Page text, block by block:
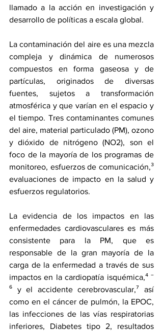
llamado a la acción en investigación y
desarrollo de políticas a escala global.
La contaminación del aire es una mezcla
compleja y dinámica de numerosos
compuestos en forma gaseosa y de
partículas, originados de diversas
fuentes, sujetos a transformación
atmosférica y que varían en el espacio y
el tiempo. Tres contaminantes comunes
del aire, material particulado (PM), ozono
y dióxido de nitrógeno (NO2), son el
foco de la mayoría de los programas de
monitoreo, esfuerzos de comunicación,³
evaluaciones de impacto en la salud y
esfuerzos regulatorios.
La evidencia de los impactos en las
enfermedades cardiovasculares es más
consistente para la PM, que es
responsable de la gran mayoría de la
carga de la enfermedad a través de sus
impactos en la cardiopatía isquémica,⁴ ‾
⁶ y el accidente cerebrovascular,⁷ así
como en el cáncer de pulmón, la EPOC,
las infecciones de las vías respiratorias
inferiores, Diabetes tipo 2, resultados